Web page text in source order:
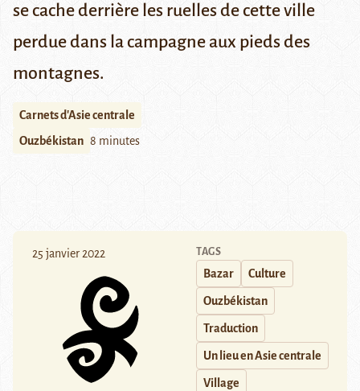
se cache derrière les ruelles de cette ville
perdue dans la campagne aux pieds des
montagnes.
Carnets d'Asie centrale
Ouzbékistan 8 minutes
25 janvier 2022 TAGS
Bazar Culture
Ouzbékistan
Traduction
Un lieu en Asie centrale
Village